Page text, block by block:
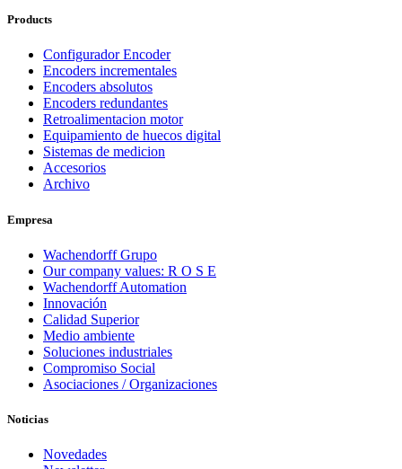
Products
Configurador Encoder
Encoders incrementales
Encoders absolutos
Encoders redundantes
Retroalimentacion motor
Equipamiento de huecos digital
Sistemas de medicion
Accesorios
Archivo
Empresa
Wachendorff Grupo
Our company values: R O S E
Wachendorff Automation
Innovación
Calidad Superior
Medio ambiente
Soluciones industriales
Compromiso Social
Asociaciones / Organizaciones
Noticias
Novedades